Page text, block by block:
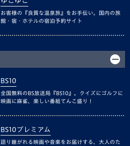
お客様の『良質な温泉旅』をお手伝い。国内の旅
館・宿・ホテルの宿泊予約サイト
BS10
全国無料のBS放送局『BS10』。クイズにゴルフに
映画に麻雀、楽しい番組てんこ盛り！
BS10プレミアム
語り継がれる映画や音楽をお届けする、大人のた